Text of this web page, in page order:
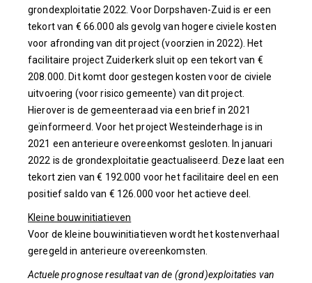
grondexploitatie 2022. Voor Dorpshaven-Zuid is er een
tekort van € 66.000 als gevolg van hogere civiele kosten
voor afronding van dit project (voorzien in 2022). Het
facilitaire project Zuiderkerk sluit op een tekort van €
208.000. Dit komt door gestegen kosten voor de civiele
uitvoering (voor risico gemeente) van dit project.
Hierover is de gemeenteraad via een brief in 2021
geïnformeerd. Voor het project Westeinderhage is in
2021 een anterieure overeenkomst gesloten. In januari
2022 is de grondexploitatie geactualiseerd. Deze laat een
tekort zien van € 192.000 voor het facilitaire deel en een
positief saldo van € 126.000 voor het actieve deel.
Kleine bouwinitiatieven
Voor de kleine bouwinitiatieven wordt het kostenverhaal
geregeld in anterieure overeenkomsten.
Actuele prognose resultaat van de (grond)exploitaties van